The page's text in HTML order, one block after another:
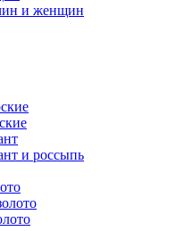
и женщин
и россыпь